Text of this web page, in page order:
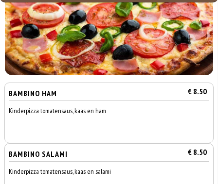
BAMBINO HAM € 8.50
Kinderpizza tomatensaus, kaas en ham
BAMBINO SALAMI € 8.50
Kinderpizza tomatensaus, kaas en salami